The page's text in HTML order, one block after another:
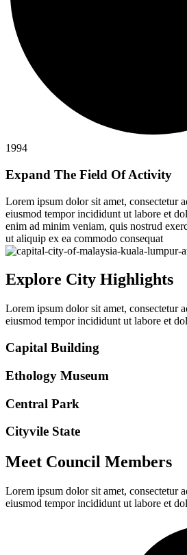
1994
Expand The Field Of Activity
Lorem ipsum dolor sit amet, consectetur
eiusmod tempor incididunt ut labore et
enim ad minim veniam, quis nostrud
ut aliquip ex ea commodo consequat
Explore City Highlights
Lorem ipsum dolor sit amet, consectetur
eiusmod tempor incididunt ut labore et
Capital Building
Ethology Museum
Central Park
Cityvile State
Meet Council Members
Lorem ipsum dolor sit amet, consectetur
eiusmod tempor incididunt ut labore et